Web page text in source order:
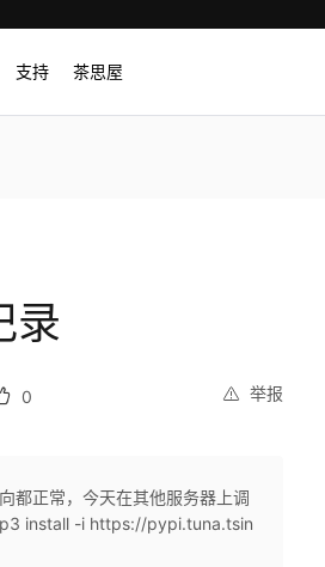
支持 茶思屋
录
举报
0
都正常，今天在其他服务器上调
install -i https://pypi.tuna.tsin